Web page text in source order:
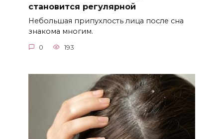
становится регулярной
Небольшая припухлость лица после сна
знакома многим.
0 193